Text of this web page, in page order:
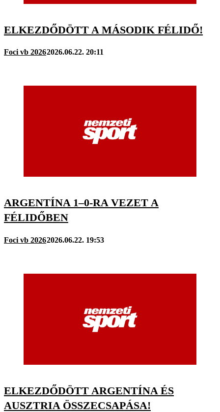
ELKEZDŐDÖTT A MÁSODIK FÉLIDŐ!
Foci vb 20262026.06.22. 20:11
ARGENTÍNA 1–0-RA VEZET A
FÉLIDŐBEN
Foci vb 20262026.06.22. 19:53
ELKEZDŐDÖTT ARGENTÍNA ÉS
AUSZTRIA ÖSSZECSAPÁSA!